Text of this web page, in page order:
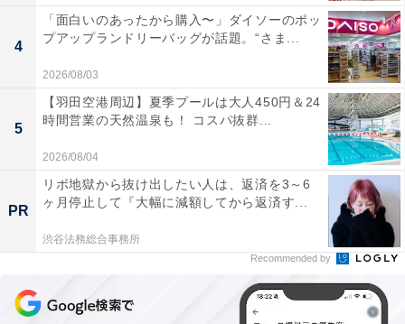
アニメや漫画を見る限り、まるちゃんは誰に対しても平
等・対等に接しています。大親友の「たまちゃん」はち
ょっと特別かもしれませんが、「みぎわさん」に対して
もちょっと引きながらも真面目に接しています。そして
花輪くんが大金持ちであってもこびることなく、怯むこ
となく他の友達と同じような態度です。
このようなおおらかで差別をしない性格は、陰占図から
読み取ることができます。日干支で見ると「壬戌」とな
っていますが、「壬」が水性で大河を表します。「壬
戌」で見ると湖を表します。両方とも悠然としていて、
誰に対しても同じように水を与えてくれます。これを人
4
「面白いのあったから購入〜」ダイソーのポッ
プアップランドリーバッグが話題。“さま...
2026/08/03
5
【羽田空港周辺】夏季プールは大人450円＆24
時間営業の天然温泉も！ コスパ抜群...
2026/08/04
PR
リボ地獄から抜け出したい人は、返済を3～6
ヶ月停止して『大幅に減額してから返済す...
渋谷法務総合事務所
Recommended by